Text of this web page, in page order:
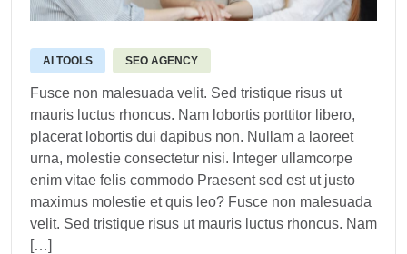
AI TOOLS SEO AGENCY
Fusce non malesuada velit. Sed tristique risus ut
mauris luctus rhoncus. Nam lobortis porttitor libero,
placerat lobortis dui dapibus non. Nullam a laoreet
urna, molestie consectetur nisi. Integer ullamcorpe
enim vitae felis commodo Praesent sed est ut justo
maximus molestie et quis leo? Fusce non malesuada
velit. Sed tristique risus ut mauris luctus rhoncus. Nam
[…]